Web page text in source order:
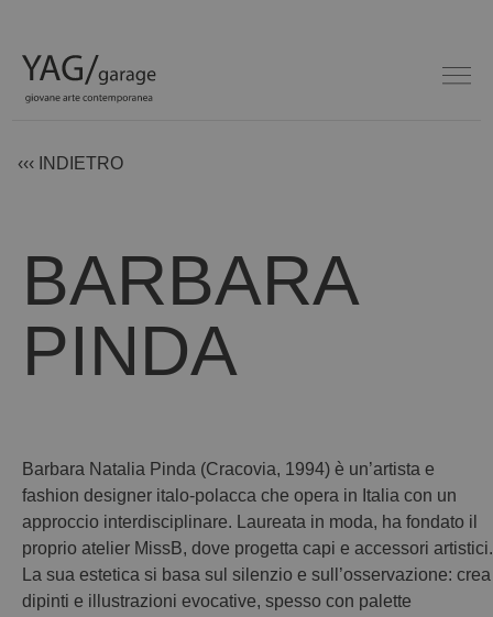
‹‹‹ INDIETRO
BARBARA
PINDA
Barbara Natalia Pinda (Cracovia, 1994) è un’artista e
fashion designer italo-polacca che opera in Italia con un
approccio interdisciplinare. Laureata in moda, ha fondato il
proprio atelier MissB, dove progetta capi e accessori artistici.
La sua estetica si basa sul silenzio e sull’osservazione: crea
dipinti e illustrazioni evocative, spesso con palette